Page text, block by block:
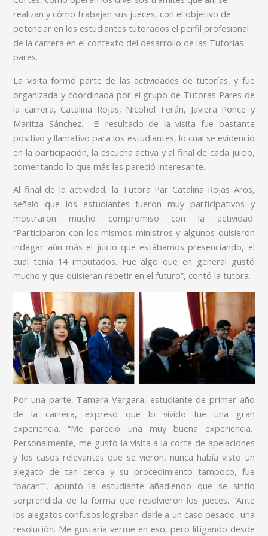
realizan y cómo trabajan sus jueces, con el objetivo de
potenciar en los estudiantes tutorados el perfil profesional
de la carrera en el contexto del desarrollo de las Tutorías
pares.
La visita formó parte de las actividades de tutorías, y fue
organizada y coordinada por el grupo de Tutoras Pares de
la carrera, Catalina Rojas, Nicohol Terán, Javiera Ponce y
Maritza Sánchez. El resultado de la visita fue bastante
positivo y llamativo para los estudiantes, lo cual se evidenció
en la participación, la escucha activa y al final de cada juicio,
comentando lo que más les pareció interesante.
Al final de la actividad, la Tutora Par Catalina Rojas Aros,
señaló que los estudiantes fueron muy participativos y
mostraron mucho compromiso con la actividad.
“Participaron con los mismos ministros y algunos quisieron
indagar aún más el juicio que estábamos presenciando, el
cual tenía 14 imputados. Fue algo que en general gustó
mucho y que quisieran repetir en el futuro”, contó la tutora.
Por una parte, Tamara Vergara, estudiante de primer año
de la carrera, expresó que lo vivido fue una gran
experiencia. “Me pareció una muy buena experiencia.
Personalmente, me gustó la visita a la corte de apelaciones
y los casos relevantes que se vieron, nunca había visto un
alegato de tan cerca y su procedimiento tampoco, fue
“bacan””, apuntó la estudiante añadiendo que se sintió
sorprendida de la forma que resolvieron los jueces. “Ante
los alegatos confusos lograban darle a un caso pesado, una
resolución. Me gustaría verme en eso, pero litigando desde